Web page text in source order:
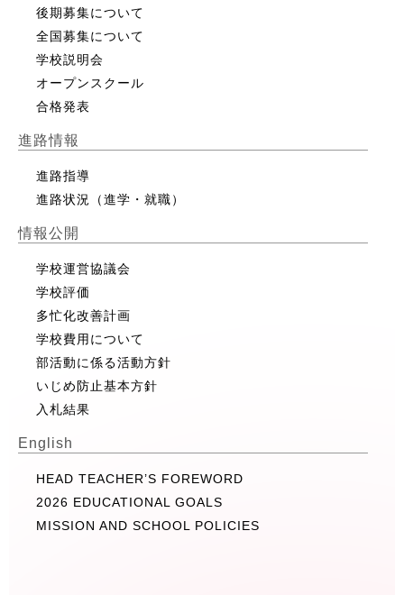
後期募集について
全国募集について
学校説明会
オープンスクール
合格発表
進路情報
進路指導
進路状況（進学・就職）
情報公開
学校運営協議会
学校評価
多忙化改善計画
学校費用について
部活動に係る活動方針
いじめ防止基本方針
入札結果
English
HEAD TEACHER’S FOREWORD
2026 EDUCATIONAL GOALS
MISSION AND SCHOOL POLICIES